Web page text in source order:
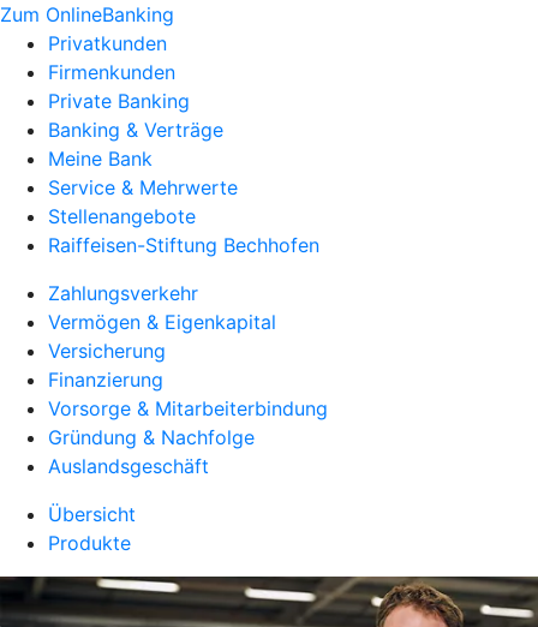
Zum OnlineBanking
Privatkunden
Firmenkunden
Private Banking
Banking & Verträge
Meine Bank
Service & Mehrwerte
Stellenangebote
Raiffeisen-Stiftung Bechhofen
Zahlungsverkehr
Vermögen & Eigenkapital
Versicherung
Finanzierung
Vorsorge & Mitarbeiterbindung
Gründung & Nachfolge
Auslandsgeschäft
Übersicht
Produkte